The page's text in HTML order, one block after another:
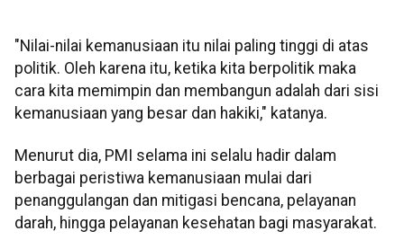
"Nilai-nilai kemanusiaan itu nilai paling tinggi di atas
politik. Oleh karena itu, ketika kita berpolitik maka
cara kita memimpin dan membangun adalah dari sisi
kemanusiaan yang besar dan hakiki," katanya.
Menurut dia, PMI selama ini selalu hadir dalam
berbagai peristiwa kemanusiaan mulai dari
penanggulangan dan mitigasi bencana, pelayanan
darah, hingga pelayanan kesehatan bagi masyarakat.